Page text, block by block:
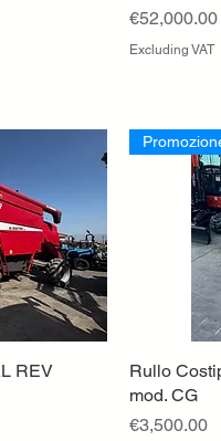
Price
€52,000.00
Excluding VAT
REV
Rullo
mod. CG
Price
€3,500.00